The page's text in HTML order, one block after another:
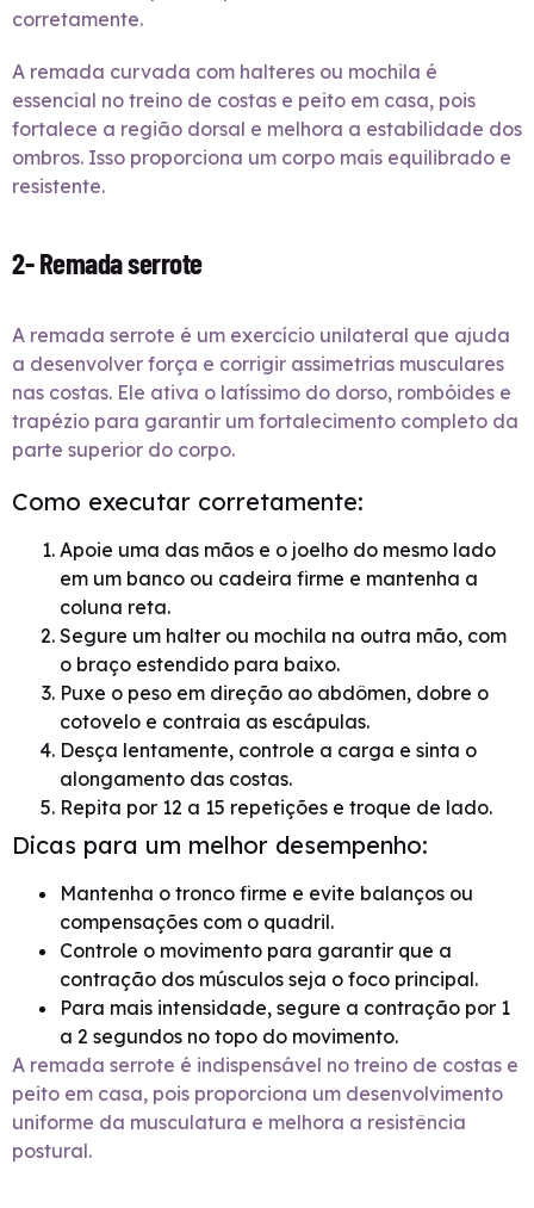
corretamente.
A remada curvada com halteres ou mochila é
essencial no treino de costas e peito em casa, pois
fortalece a região dorsal e melhora a estabilidade dos
ombros. Isso proporciona um corpo mais equilibrado e
resistente.
2- Remada serrote
A remada serrote é um exercício unilateral que ajuda
a desenvolver força e corrigir assimetrias musculares
nas costas. Ele ativa o latíssimo do dorso, rombóides e
trapézio para garantir um fortalecimento completo da
parte superior do corpo.
Como executar corretamente:
Apoie uma das mãos e o joelho do mesmo lado
em um banco ou cadeira firme e mantenha a
coluna reta.
Segure um halter ou mochila na outra mão, com
o braço estendido para baixo.
Puxe o peso em direção ao abdômen, dobre o
cotovelo e contraia as escápulas.
Desça lentamente, controle a carga e sinta o
alongamento das costas.
Repita por 12 a 15 repetições e troque de lado.
Dicas para um melhor desempenho:
Mantenha o tronco firme e evite balanços ou
compensações com o quadril.
Controle o movimento para garantir que a
contração dos músculos seja o foco principal.
Para mais intensidade, segure a contração por 1
a 2 segundos no topo do movimento.
A remada serrote é indispensável no treino de costas e
peito em casa, pois proporciona um desenvolvimento
uniforme da musculatura e melhora a resistência
postural.